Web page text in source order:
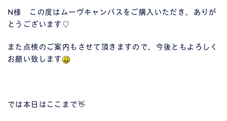
N様 この度はムーヴキャンバスをご購入いただき、ありが
とうございます♡
また点検のご案内もさせて頂きますので、今後ともよろしく
お願い致します
では本日はここまで👋